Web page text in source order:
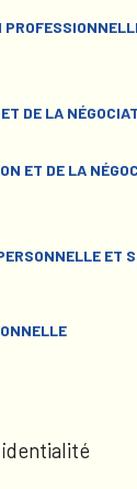
DE LA
ET DE LA
ET